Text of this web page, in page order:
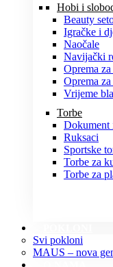
Hobi i
Beauty
Igračke i
Naočale
Navijački
Oprema
Oprema
Vrijeme
Torbe
Dokument
Ruksaci
Sportske
Torbe za
Torbe za
Svi pokloni
MAUS – nova